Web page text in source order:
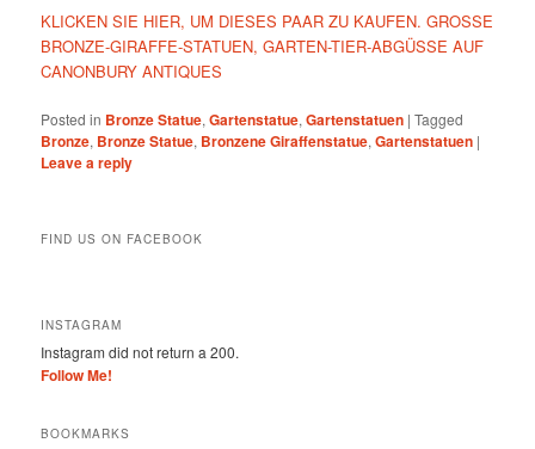
KLICKEN SIE HIER, UM DIESES PAAR ZU KAUFEN. GROSSE
BRONZE-GIRAFFE-STATUEN, GARTEN-TIER-ABGÜSSE AUF
CANONBURY ANTIQUES
Posted in Bronze Statue,Gartenstatue,Gartenstatuen |Tagged
Bronze, Bronze Statue, Bronzene Giraffenstatue,Gartenstatuen |
Leave a reply
FIND US ON FACEBOOK
INSTAGRAM
Instagram did not return a 200.
Follow Me!
BOOKMARKS